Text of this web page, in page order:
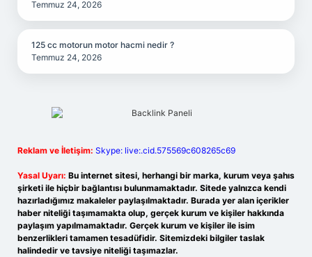
Temmuz 24, 2026
125 cc motorun motor hacmi nedir ?
Temmuz 24, 2026
Reklam ve İletişim: Skype: live:.cid.575569c608265c69
Yasal Uyarı: Bu internet sitesi, herhangi bir marka, kurum veya şahıs
şirketi ile hiçbir bağlantısı bulunmamaktadır. Sitede yalnızca kendi
hazırladığımız makaleler paylaşılmaktadır. Burada yer alan içerikler
haber niteliği taşımamakta olup, gerçek kurum ve kişiler hakkında
paylaşım yapılmamaktadır. Gerçek kurum ve kişiler ile isim
benzerlikleri tamamen tesadüfidir. Sitemizdeki bilgiler taslak
halindedir ve tavsiye niteliği taşımazlar.